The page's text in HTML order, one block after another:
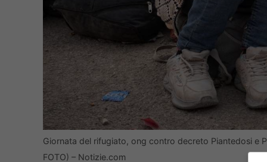
Giornata del rifugiato, ong contro decreto Piantedosi e
FOTO) – Notizie.com